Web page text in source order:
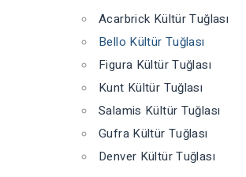
Acarbrick Kültür Tuğlası
Bello Kültür Tuğlası
Figura Kültür Tuğlası
Kunt Kültür Tuğlası
Salamis Kültür Tuğlası
Gufra Kültür Tuğlası
Denver Kültür Tuğlası